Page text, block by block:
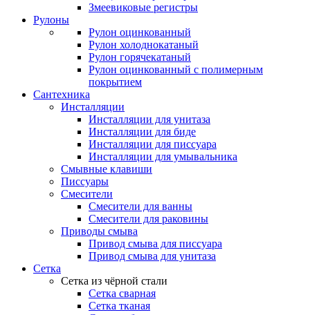
Змеевиковые регистры
Рулоны
Рулон оцинкованный
Рулон холоднокатаный
Рулон горячекатаный
Рулон оцинкованный с полимерным
покрытием
Сантехника
Инсталляции
Инсталляции для унитаза
Инсталляции для биде
Инсталляции для писсуара
Инсталляции для умывальника
Смывные клавиши
Писсуары
Смесители
Смесители для ванны
Смесители для раковины
Приводы смыва
Привод смыва для писсуара
Привод смыва для унитаза
Сетка
Сетка из чёрной стали
Сетка сварная
Сетка тканая